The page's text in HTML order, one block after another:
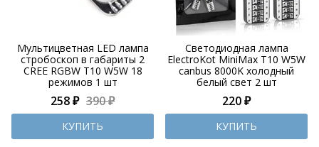
Мультицветная LED лампа
стробоскоп в габариты 2
CREE RGBW Т10 W5W 18
режимов 1 шт
258 ₽ 390 ₽
КУПИТЬ
Светодиодная лампа
ElectroKot MiniMax T10 W5W
canbus 8000K холодный
белый свет 2 шт
220 ₽
КУПИТЬ